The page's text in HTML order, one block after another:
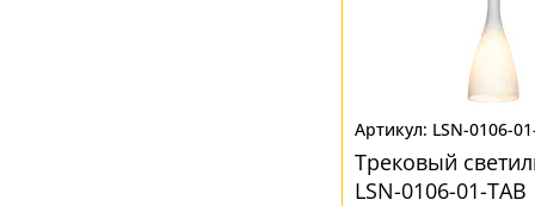
- бесплатно по России
LSN-0106-
Трековый
LSN-0106-01-TAB